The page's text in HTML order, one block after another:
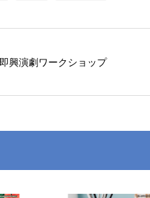
即興演劇ワークショップ